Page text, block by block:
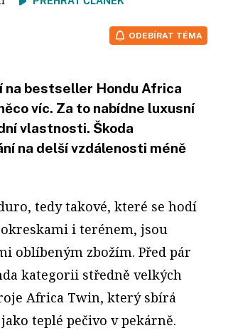
ODEBÍRAT TÉMA
na bestseller Hondu Africa
víc. Za to nabídne luxusní
vlastnosti. Škoda
na delší vzdálenosti méně
tedy takové, které se hodí
i terénem, jsou
oblíbeným zbožím. Před pár
kategorii středně velkých
Africa Twin, který sbírá
teplé pečivo v pekárně.